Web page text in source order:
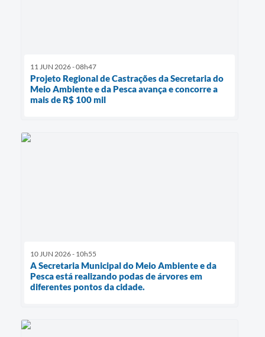
11 JUN 2026 - 08h47
Projeto Regional de Castrações da Secretaria do
Meio Ambiente e da Pesca avança e concorre a
mais de R$ 100 mil
10 JUN 2026 - 10h55
A Secretaria Municipal do Meio Ambiente e da
Pesca está realizando podas de árvores em
diferentes pontos da cidade.